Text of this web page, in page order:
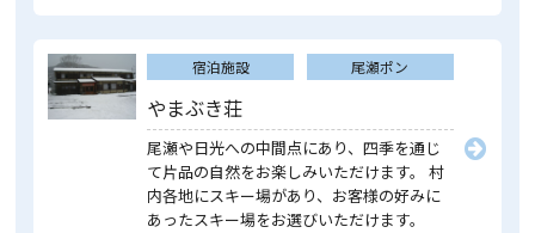
宿泊施設 尾瀬ポン
やまぶき荘
尾瀬や日光への中間点にあり、四季を通じ
て片品の自然をお楽しみいただけます。 村
内各地にスキー場があり、お客様の好みに
あったスキー場をお選びいただけます。